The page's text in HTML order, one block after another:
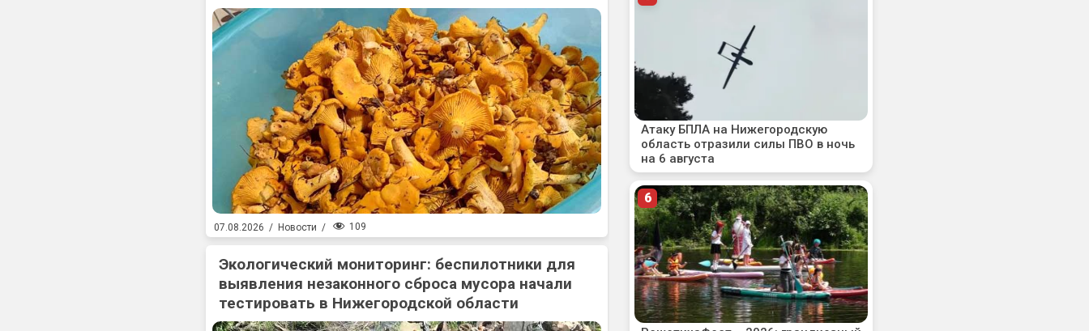
07.08.2026 / Новости / 109
Экологический мониторинг: беспилотники для
выявления незаконного сброса мусора начали
тестировать в Нижегородской области